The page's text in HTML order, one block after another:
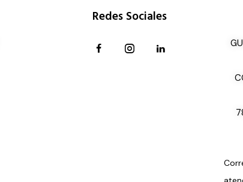
Redes Sociales